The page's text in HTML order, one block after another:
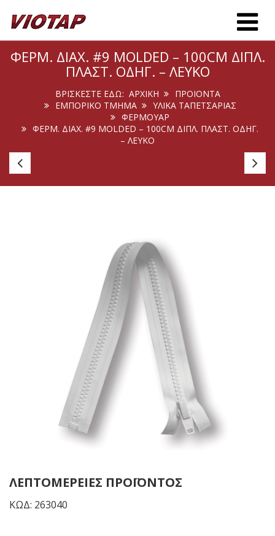
Toggle
ΦΕΡΜ. ΔΙΑΧ. #9 MOLDED – 100CM ΔΙΠΛ.
ΠΛΑΣΤ. ΟΔΗΓ. – ΛΕΥΚΌ
ΒΡΊΣΚΕΣΤΕ ΕΔΏ: ΑΡΧΙΚΉ
ΠΡΟΙΟΝΤΑ
ΕΜΠΟΡΙΚΟ ΤΜΗΜΑ
ΥΛΙΚΑ ΤΑΠΕΤΣΑΡΙΑΣ
ΦΕΡΜΟΥΆΡ
ΦΕΡΜ. ΔΙΑΧ. #9 MOLDED – 100CM ΔΙΠΛ. ΠΛΑΣΤ. ΟΔΗΓ.
– ΛΕΥΚΌ
Οδηγός
Φερμ.
ΛΕΠΤΟΜΈΡΕΙΕΣ ΠΡΟΪΌΝΤΟΣ
ΚΩΔ: 263040